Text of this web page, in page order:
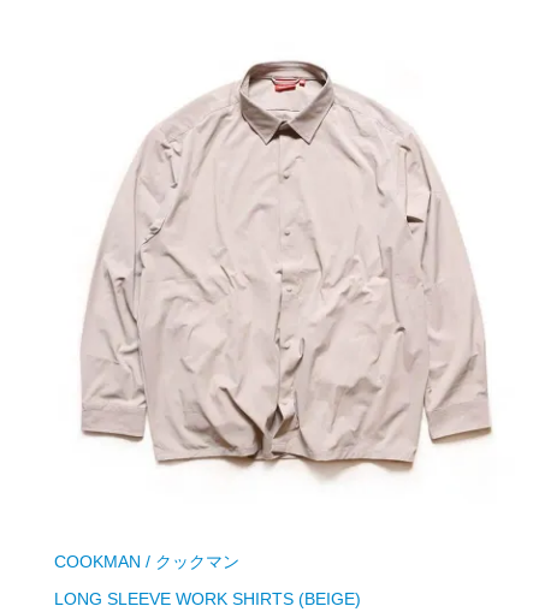
COOKMAN / クックマン
LONG SLEEVE WORK SHIRTS (BEIGE)